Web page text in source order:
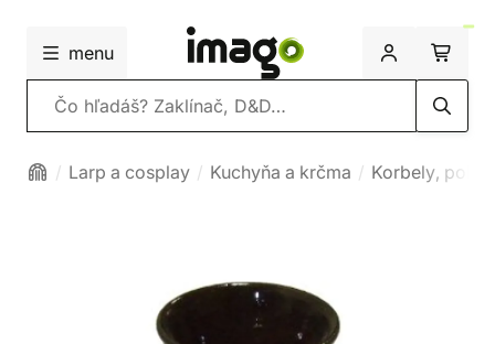
menu
Vyhľadávanie
Larp a cosplay Kuchyňa a krčma Korbely,